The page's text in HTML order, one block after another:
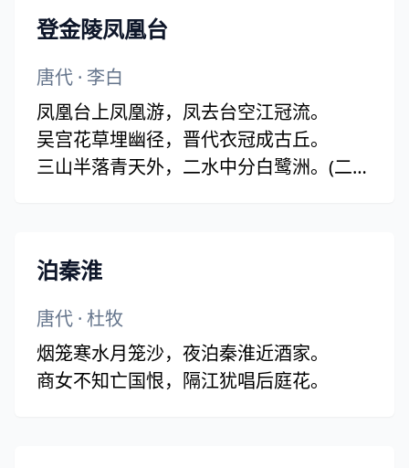
登金陵凤凰台
唐代 · 李白
凤凰台上凤凰游，凤去台空江冠流。
吴宫花草埋幽径，晋代衣冠成古丘。
三山半落青天外，二水中分白鹭洲。(二水
泊秦淮
唐代 · 杜牧
烟笼寒水月笼沙，夜泊秦淮近酒家。
商女不知亡国恨，隔江犹唱后庭花。